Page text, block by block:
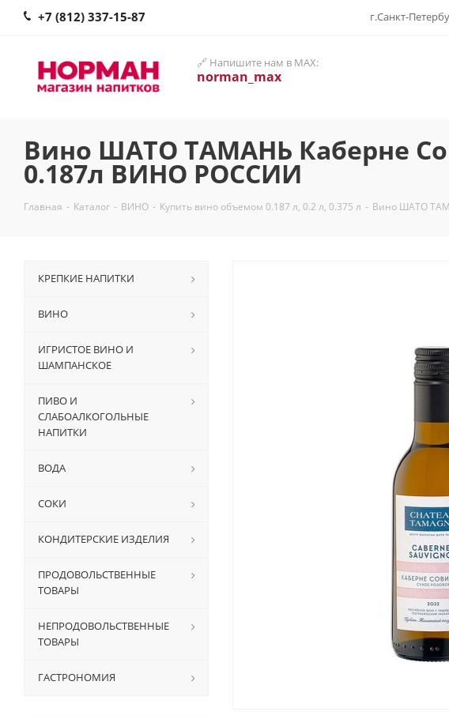
+7 (812) 337-15-87 г.Санкт-
🔗 Напишите нам в MAX:
norman_max
Вино ШАТО ТАМАНЬ Каберне
0.187л ВИНО РОССИИ
Главная - Каталог - ВИНО - Купить вино объемом 0.187 л, 0.2 л, 0.375 л - Вино ШАТО
КРЕПКИЕ НАПИТКИ
ВИНО
ИГРИСТОЕ ВИНО И
ШАМПАНСКОЕ
ПИВО И
СЛАБОАЛКОГОЛЬНЫЕ
НАПИТКИ
ВОДА
СОКИ
КОНДИТЕРСКИЕ ИЗДЕЛИЯ
ПРОДОВОЛЬСТВЕННЫЕ
ТОВАРЫ
НЕПРОДОВОЛЬСТВЕННЫЕ
ТОВАРЫ
ГАСТРОНОМИЯ